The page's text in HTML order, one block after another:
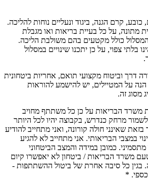
ליטר מים, כובע, קרם הגנה, ביגוד ונעליים נוחות להליכה.
מתונה, על כל בעיית בריאות ואו מגבלת
כולל מקטעים בהם משולבת הליכה.
בלתי צפוי, על כן יתכנו שינויים במסלול
דרך וביטוח מקצועי תואם, אחריות ביטחונית
הנה על המטיילים, יש להישמע להוראות
מסוג זה.
משרד הבריאות על כן כל משתתף מחויב
מרחק כנדרש, בקבוצה יהיו לכל היותר
בזאת שאינני חולה קורונה, ואני מתחייב להודיע
במצבי הבריאותי. אני מתחייב לא להגיע
כמובן במידה והמצב הביטחוני
משרד הבריאות / ביטחון לא יאפשרו קיום
בגין כל סיבה אחרת של ביטול ההשתתפות -
*